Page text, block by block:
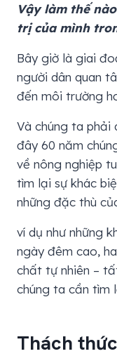
Vậy làm thế
trị của mình
Bây giờ là giai
người dân quan
đến môi trường
Và chúng ta phải
đây 60 năm
về nông nghiệp
tìm lại sự khác
những đặc thù
ví dụ như những
ngày đêm cao,
chất tự nhiên –
chúng ta cần tìm
Thách